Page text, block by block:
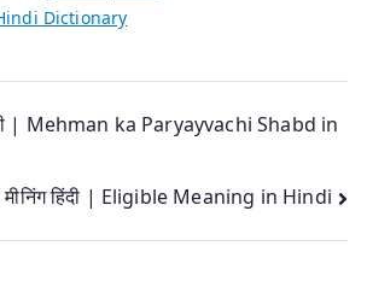
Dictionary
| Mehman ka Paryayvachi Shabd in
मीनिंग हिंदी | Eligible Meaning in Hindi